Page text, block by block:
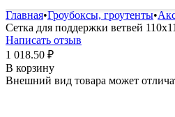
Главная•Гроубоксы, гроутенты•
Сетка для поддержки ветвей
Написать отзыв
1 018.50 ₽
В корзину
Внешний вид товара может